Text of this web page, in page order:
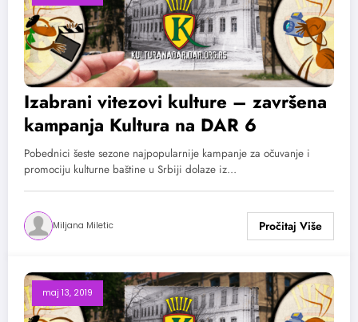
Izabrani vitezovi kulture – završena
kampanja Kultura na DAR 6
Pobednici šeste sezone najpopularnije kampanje za očuvanje i
promociju kulturne baštine u Srbiji dolaze iz…
Miljana Miletic
maj 13, 2019